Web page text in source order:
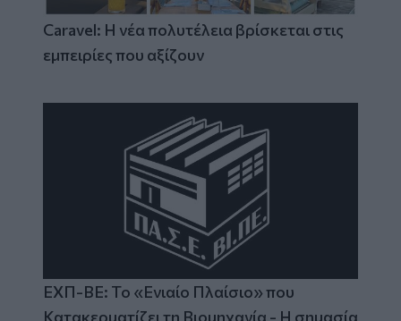
Caravel: Η νέα πολυτέλεια βρίσκεται στις
εμπειρίες που αξίζουν
ΕΧΠ-ΒΕ: Το «Ενιαίο Πλαίσιο» που
Κατακερματίζει τη Βιομηχανία - Η σημασία